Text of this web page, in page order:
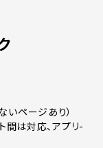
ページあり）
は対応、アプリ-